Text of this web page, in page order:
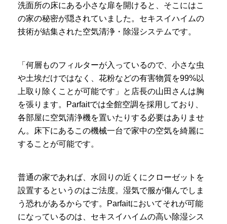
洗面所の床にある小さな扉を開けると、そこにはこ
の家の秘密が隠されていました。セキスイハイムの
技術が結集された空気清浄・除湿システムです。
「何層ものフィルターが入っているので、小さな虫
や土埃だけではなく、花粉などの有害物質を99%以
上取り除くことが可能です」と店長の山田さんは胸
を張ります。Parfaitでは全館空調を採用しており、
各部屋に空気清浄機を置いたりする必要はありませ
ん。床下にあるこの機械一台で家中の空気を綺麗に
することが可能です。
普通の家であれば、水回りの近くにクローゼットを
設置するというのはご法度。湿気で服が傷んでしま
う恐れがあるからです。Parfaitにおいてそれが可能
になっているのは、セキスイハイムの高い除湿シス